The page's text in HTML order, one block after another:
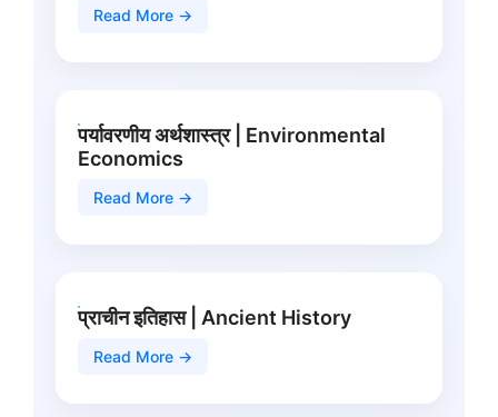
Read More →
पर्यावरणीय अर्थशास्त्र | Environmental
Economics
Read More →
प्राचीन इतिहास | Ancient History
Read More →